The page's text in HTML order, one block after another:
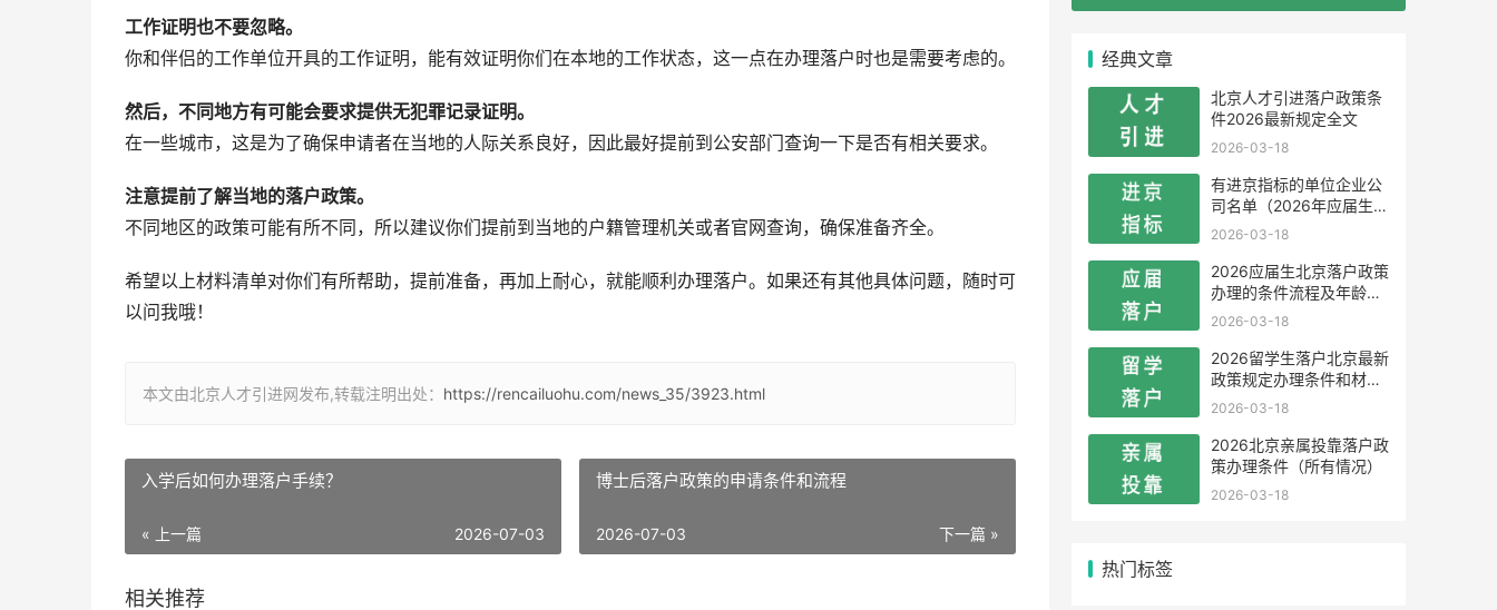
工作证明也不要忽略。
你和伴侣的工作单位开具的工作证明，能有效证明你们在本地的工作状态，这一点在办理落户时也是需要考虑的。
然后，不同地方有可能会要求提供无犯罪记录证明。
在一些城市，这是为了确保申请者在当地的人际关系良好，因此最好提前到公安部门查询一下是否有相关要求。
注意提前了解当地的落户政策。
不同地区的政策可能有所不同，所以建议你们提前到当地的户籍管理机关或者官网查询，确保准备齐全。
希望以上材料清单对你们有所帮助，提前准备，再加上耐心，就能顺利办理落户。如果还有其他具体问题，随时可
以问我哦！
本文由北京人才引进网发布,转载注明出处： https://rencailuohu.com/news_35/3923.html
入学后如何办理落户手续？
« 上一篇 2026-07-03
博士后落户政策的申请条件和流程
下一篇 »
2026-07-03
相关推荐
经典文章
北京人才引进落户政策条
件2026最新规定全文
2026-03-18
有进京指标的单位企业公
司名单（2026年应届生留
学生）
2026-03-18
2026应届生北京落户政策
办理的条件流程及年龄限
制
2026-03-18
2026留学生落户北京最新
政策规定办理条件和材料
及流程
2026-03-18
2026北京亲属投靠落户政
策办理条件（所有情况）
2026-03-18
热门标签